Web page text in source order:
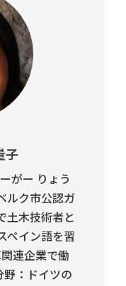
子
がー りょう
ルク市公認ガ
土木技術者と
ペイン語を習
連企業で働
：ドイツの